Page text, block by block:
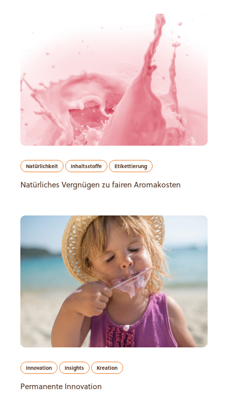
Natürlichkeit Inhaltsstoffe Etikettierung
Natürliches Vergnügen zu fairen Aromakosten
Innovation Insights Kreation
Permanente Innovation